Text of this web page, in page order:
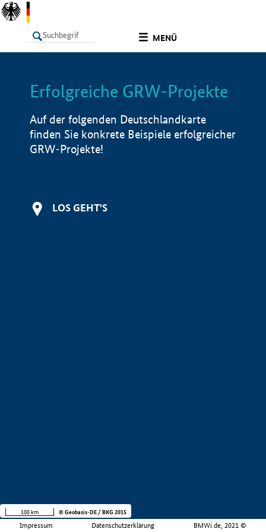
MENÜ
LISTE Info
Erfolgreiche GRW-Projekte
Auf der folgenden Deutschlandkarte
finden Sie konkrete Beispiele erfolgreicher
GRW-Projekte!
LOS GEHT'S
Impressum Datenschutzerklärung BMWi.de, 2021 ©
100 km © Geobasis-DE / BKG 2015